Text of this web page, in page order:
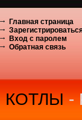
КОТЛЫ -
Главная страница
Вход с паролем
Обратная связь